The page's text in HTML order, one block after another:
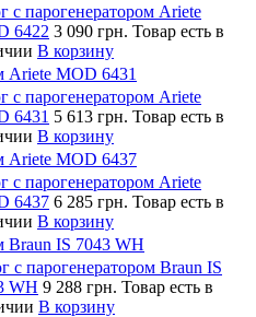
с парогенератором Ariete
6422 3 090 грн. Товар есть в
В корзину
Ariete MOD 6431
с парогенератором Ariete
6431 5 613 грн. Товар есть в
В корзину
Ariete MOD 6437
с парогенератором Ariete
6437 6 285 грн. Товар есть в
В корзину
Braun IS 7043 WH
с парогенератором Braun IS
WH 9 288 грн. Товар есть в
В корзину